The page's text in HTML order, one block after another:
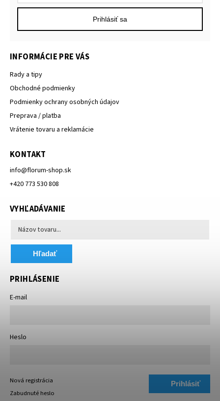
Prihlásiť sa
INFORMÁCIE PRE VÁS
Rady a tipy
Obchodné podmienky
Podmienky ochrany osobných údajov
Preprava / platba
Vrátenie tovaru a reklamácie
KONTAKT
info@florum-shop.sk
+420 773 530 808
VYHĽADÁVANIE
Hľadať
PRIHLÁSENIE
E-mail
Heslo
Prihlásiť
Nová registrácia
Zabudnuté heslo